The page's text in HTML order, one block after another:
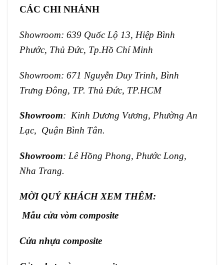
CÁC CHI NHÁNH
Showroom: 639 Quốc Lộ 13, Hiệp Bình
Phước, Thủ Đức, Tp.Hồ Chí Minh
Showroom: 671 Nguyễn Duy Trinh, Bình
Trưng Đông, TP. Thủ Đức, TP.HCM
Showroom: Kinh Dương Vương, Phường An
Lạc, Quận Bình Tân.
Showroom: Lê Hồng Phong, Phước Long,
Nha Trang.
MỜI QUÝ KHÁCH XEM THÊM:
Mẫu cửa vòm composite
Cửa nhựa composite